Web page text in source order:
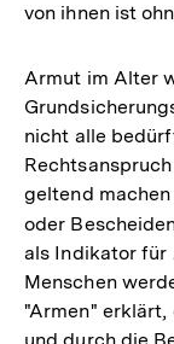
von ihnen ist
Armut im Alter
nicht alle
geltend machen
oder
als Indikator für
Menschen
"Armen"